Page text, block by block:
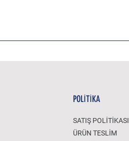
POLİTİKA
SATIŞ POLİTİKASI
ÜRÜN TESLİM